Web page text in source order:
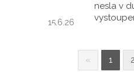
15.6.26
nesla v
« 1 2